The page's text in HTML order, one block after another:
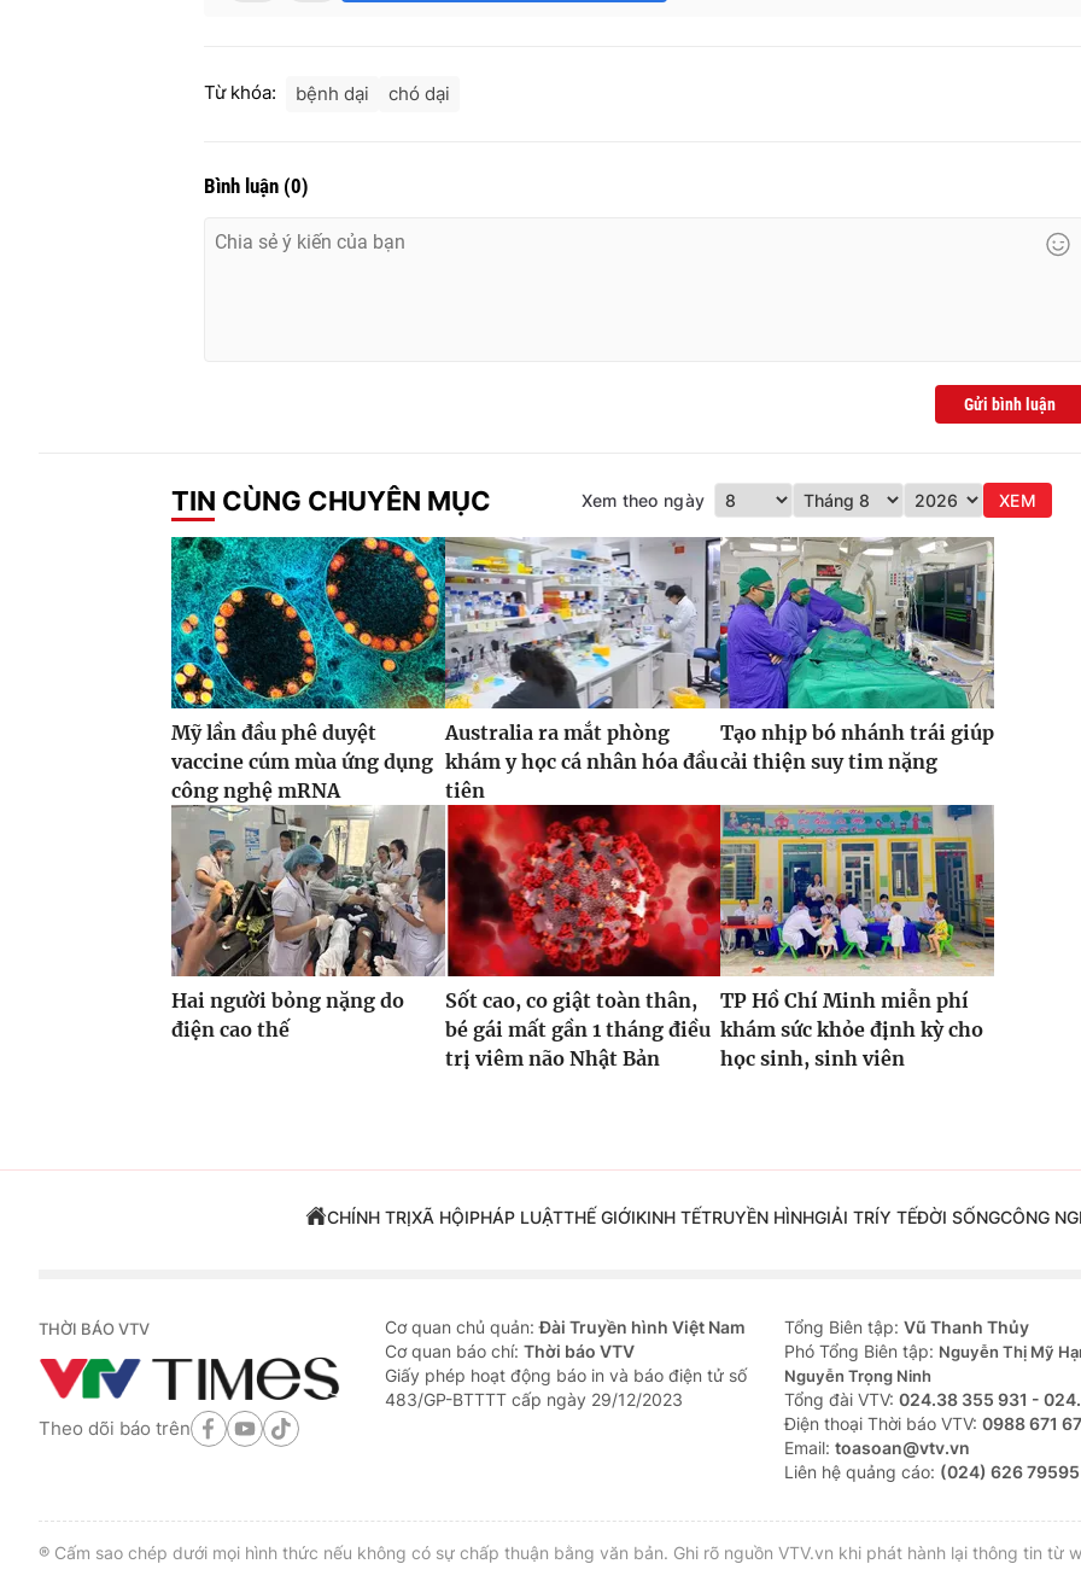
Từ khóa: bệnh dại chó dại
Bình luận (0)
Gửi bình luận
TIN CÙNG CHUYÊN MỤC Xem theo ngày XEM
Mỹ lần đầu phê duyệt
vaccine cúm mùa ứng dụng
công nghệ mRNA
Australia ra mắt phòng
khám y học cá nhân hóa đầu
tiên
Tạo nhịp bó nhánh trái giúp
cải thiện suy tim nặng
Hai người bỏng nặng do
điện cao thế
Sốt cao, co giật toàn thân,
bé gái mất gần 1 tháng điều
trị viêm não Nhật Bản
TP Hồ Chí Minh miễn phí
khám sức khỏe định kỳ cho
học sinh, sinh viên
CHÍNH TRỊXÃ HỘIPHÁP LUẬTTHẾ GIỚIKINH TẾTRUYỀN HÌNHGIẢI TRÍY TẾĐỜI SỐNGCÔNG
THỜI BÁO VTV
Theo dõi báo trên
Cơ quan chủ quản:Đài Truyền hình Việt Nam
Cơ quan báo chí: Thời báo VTV
Giấy phép hoạt động báo in và báo điện tử số
483/GP-BTTTT cấp ngày 29/12/2023
Tổng Biên tập: Vũ Thanh Thủy
Phó Tổng Biên tập: Nguyễn Thị Mỹ
Nguyễn Trọng Ninh
Tổng đài VTV: 024.38 355 931 -
Ðiện thoại Thời báo VTV: 0988 671
Email: toasoan@vtv.vn
Liên hệ quảng cáo: (024) 626 79595
® Cấm sao chép dưới mọi hình thức nếu không có sự chấp thuận bằng văn bản. Ghi rõ nguồn VTV.vn khi phát hành lại thông tin từ